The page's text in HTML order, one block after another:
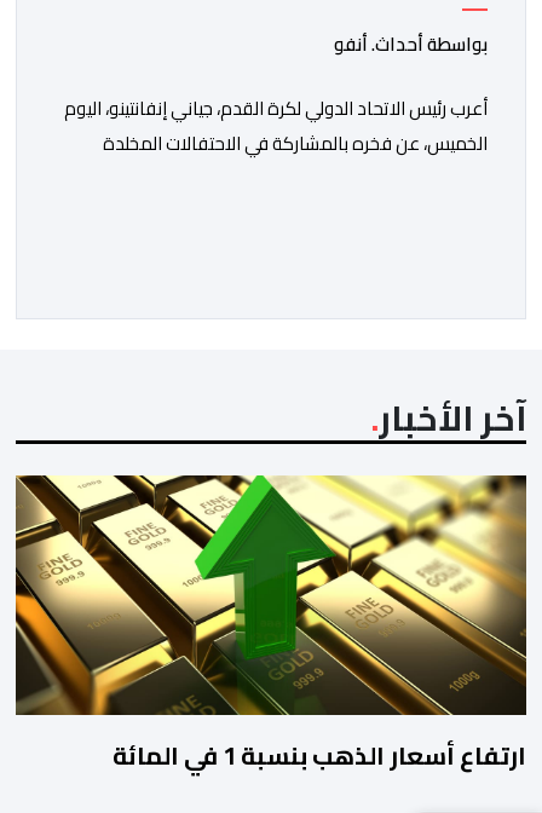
بواسطة أحداث. أنفو
أعرب رئيس الاتحاد الدولي لكرة القدم، جياني إنفانتينو، اليوم
الخميس، عن فخره بالمشاركة في الاحتفالات المخلدة
حفل الاستقبال الذي ترأسه صاحب […]
آخر الأخبار
ارتفاع أسعار الذهب بنسبة 1 في المائة